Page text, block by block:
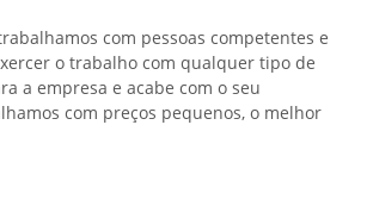
com pessoas competentes e
o trabalho com qualquer tipo de
a empresa e acabe com o seu
com preços pequenos, o melhor